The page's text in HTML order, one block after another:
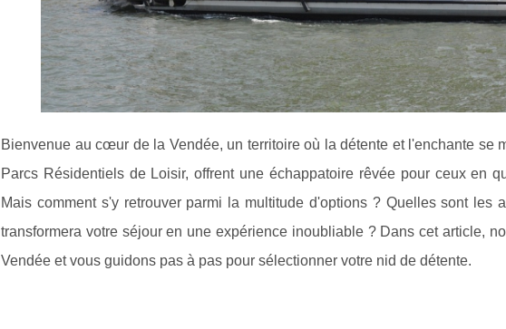
Bienvenue au cœur de la Vendée, un territoire où la détente et l'enchante se
Parcs Résidentiels de Loisir, offrent une échappatoire rêvée pour ceux en
Mais comment s'y retrouver parmi la multitude d'options ? Quelles sont les
transformera votre séjour en une expérience inoubliable ? Dans cet article,
Vendée et vous guidons pas à pas pour sélectionner votre nid de détente.